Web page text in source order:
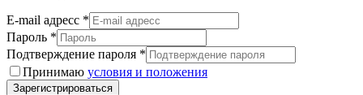
E-mail адресс *
Пароль *
Подтверждение пароля *
Принимаю условия и положения
Зарегистрироваться